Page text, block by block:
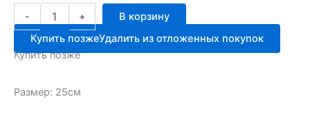
-
Количество
товара
Набор
цветочный
+
В корзину
Купить позжеУдалить из отложенных покупок
Купить позже
Размер: 25см